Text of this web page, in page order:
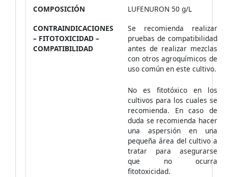
COMPOSICIÓN
LUFENURON 50 g/L
CONTRAINDICACIONES
– FITOTOXICIDAD –
COMPATIBILIDAD
Se recomienda realizar
pruebas de compatibilidad
antes de realizar mezclas
con otros agroquímicos de
uso común en este cultivo.
No es fitotóxico en los
cultivos para los cuales se
recomienda. En caso de
duda se recomienda hacer
una aspersión en una
pequeña área del cultivo a
tratar para asegurarse
que no ocurra
fitotoxicidad.